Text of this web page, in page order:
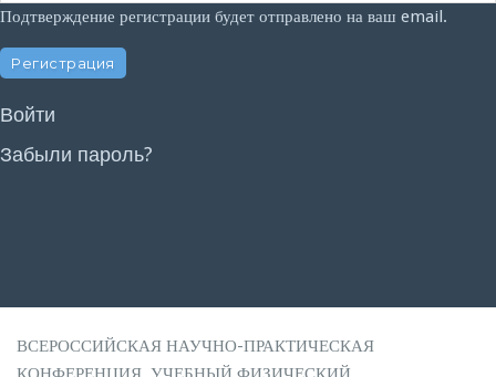
Подтверждение регистрации будет отправлено на ваш email.
Войти
Забыли пароль?
ВСЕРОССИЙСКАЯ НАУЧНО-ПРАКТИЧЕСКАЯ